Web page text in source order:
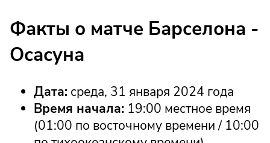
Факты о матче Барселона -
Осасуна
Дата: среда, 31 января 2024 года
Время начала: 19:00 местное время
(01:00 по восточному времени / 10:00